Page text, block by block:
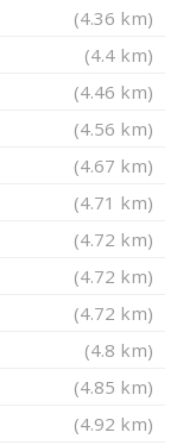
(4.36 km)
(4.4 km)
(4.46 km)
(4.56 km)
(4.67 km)
(4.71 km)
(4.72 km)
(4.72 km)
(4.72 km)
(4.8 km)
(4.85 km)
(4.92 km)